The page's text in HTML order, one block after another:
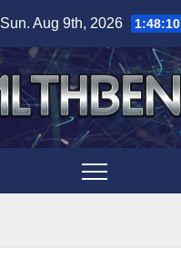
Sun. Aug 9th, 2026